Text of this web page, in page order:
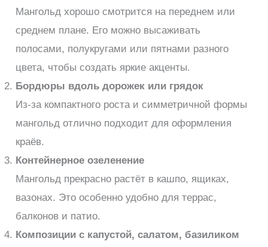
Мангольд хорошо смотрится на переднем или
среднем плане. Его можно высаживать
полосами, полукругами или пятнами разного
цвета, чтобы создать яркие акценты.
Бордюры вдоль дорожек или грядок
Из-за компактного роста и симметричной формы
мангольд отлично подходит для оформления
краёв.
Контейнерное озеленение
Мангольд прекрасно растёт в кашпо, ящиках,
вазонах. Это особенно удобно для террас,
балконов и патио.
Композиции с капустой, салатом, базиликом